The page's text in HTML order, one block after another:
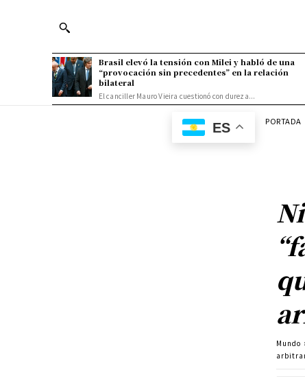
Brasil elevó la tensión con Milei y habló de una
“provocación sin precedentes” en la relación
bilateral
El canciller Mauro Vieira cuestionó con dureza...
ES PORTADA
Mundo